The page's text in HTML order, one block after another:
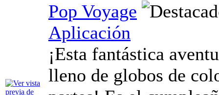
Pop Voyage
Aplicación
¡Esta fantástica
lleno de globos de